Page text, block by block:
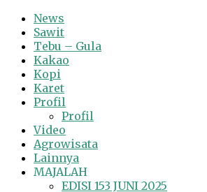
News
Sawit
Tebu – Gula
Kakao
Kopi
Karet
Profil
Profil
Video
Agrowisata
Lainnya
MAJALAH
EDISI 153 JUNI 2025